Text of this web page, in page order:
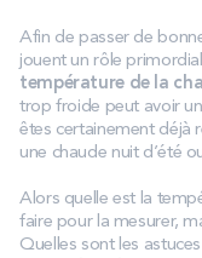
Afin de passer de
jouent un rôle
température de la
trop froide peut avoir
êtes certainement déjà
une chaude nuit d’été
Alors quelle est la
faire pour la mesurer,
Quelles sont les